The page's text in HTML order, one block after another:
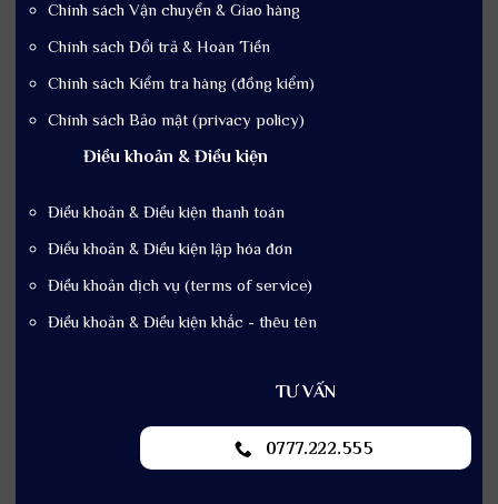
Chính sách Vận chuyển & Giao hàng
Chính sách Đổi trả & Hoàn Tiền
Chính sách Kiểm tra hàng (đồng kiểm)
Chính sách Bảo mật (privacy policy)
Điều khoản & Điều kiện
Điều khoản & Điều kiện thanh toán
Điểu khoản & Điều kiện lập hóa đơn
Điều khoản dịch vụ (terms of service)
Điều khoản & Điều kiện khắc - thêu tên
TƯ VẤN
0777.222.555